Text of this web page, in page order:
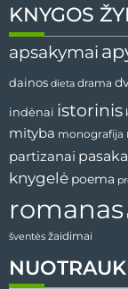
KNYGOS
apsakymai
dainos dieta drama
indėnai istorinis
mityba monografija
partizanai pasaka
knygelė poema
romanas
šventės žaidimai